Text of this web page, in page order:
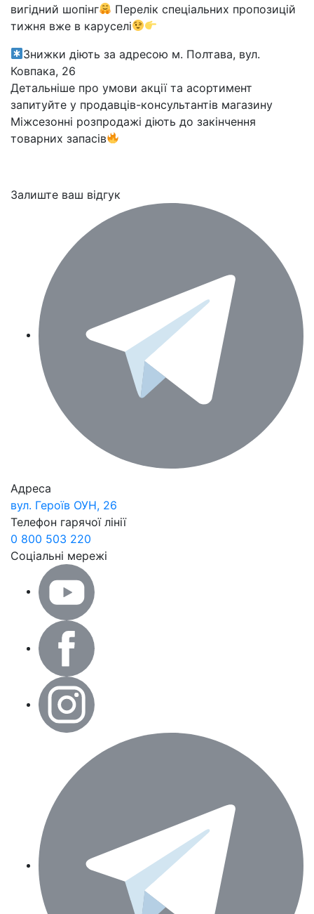
вигідний шопінг
Перелік спеціальних пропозицій
тижня вже в каруселі
Знижки діють за адресою м. Полтава, вул.
Ковпака, 26
Детальніше про умови акції та асортимент
запитуйте у продавців-консультантів магазину
Міжсезонні розпродажі діють до закінчення
товарних запасів
Залиште ваш відгук
Адреса
вул. Героїв ОУН, 26
Телефон гарячої лінії
0 800 503 220
Соціальні мережі